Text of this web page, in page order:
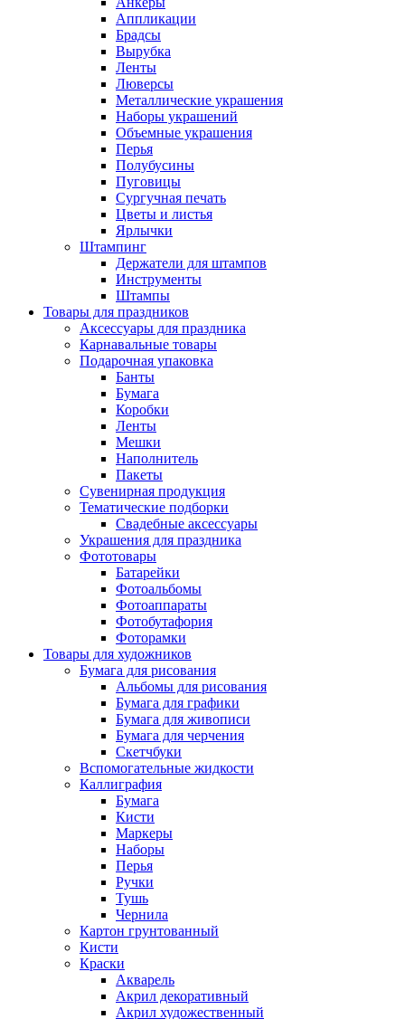
Аппликации
Брадсы
Вырубка
Ленты
Люверсы
Металлические украшения
Наборы украшений
Объемные украшения
Перья
Полубусины
Пуговицы
Сургучная печать
Цветы и листья
Ярлычки
Штампинг
Держатели для штампов
Инструменты
Штампы
Товары для праздников
Аксессуары для праздника
Карнавальные товары
Подарочная упаковка
Банты
Бумага
Коробки
Ленты
Мешки
Наполнитель
Пакеты
Сувенирная продукция
Тематические подборки
Свадебные аксессуары
Украшения для праздника
Фототовары
Батарейки
Фотоальбомы
Фотоаппараты
Фотобутафория
Фоторамки
Товары для художников
Бумага для рисования
Альбомы для рисования
Бумага для графики
Бумага для живописи
Бумага для черчения
Скетчбуки
Вспомогательные жидкости
Каллиграфия
Бумага
Кисти
Маркеры
Наборы
Перья
Ручки
Тушь
Чернила
Картон грунтованный
Кисти
Краски
Акварель
Акрил декоративный
Акрил художественный